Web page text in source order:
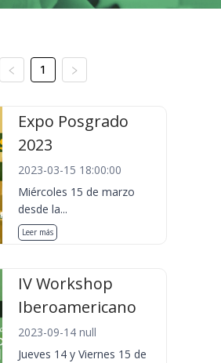
1
Expo Posgrado
2023
2023-03-15 18:00:00
Miércoles 15 de marzo
desde la...
Leer más
IV Workshop
Iberoamericano
2023-09-14 null
Jueves 14 y Viernes 15 de